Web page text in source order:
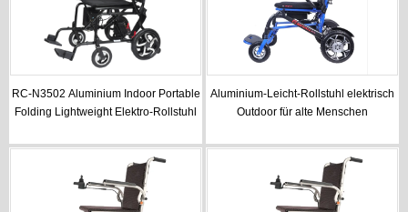
RC-N3502 Aluminium Indoor Portable
Folding Lightweight Elektro-Rollstuhl
Aluminium-Leicht-Rollstuhl elektrisch
Outdoor für alte Menschen